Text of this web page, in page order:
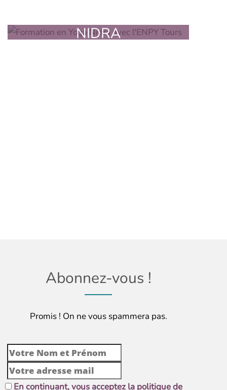
NIDRA
Abonnez-vous !
Promis ! On ne vous spammera pas.
En continuant, vous acceptez la politique de